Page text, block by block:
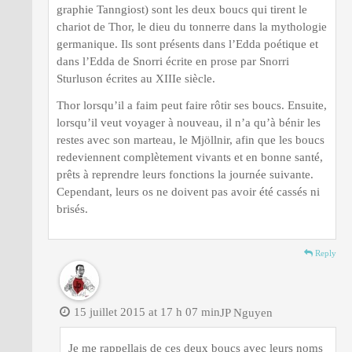
graphie Tanngiost) sont les deux boucs qui tirent le
chariot de Thor, le dieu du tonnerre dans la mythologie
germanique. Ils sont présents dans l’Edda poétique et
dans l’Edda de Snorri écrite en prose par Snorri
Sturluson écrites au XIIIe siècle.
Thor lorsqu’il a faim peut faire rôtir ses boucs. Ensuite,
lorsqu’il veut voyager à nouveau, il n’a qu’à bénir les
restes avec son marteau, le Mjöllnir, afin que les boucs
redeviennent complètement vivants et en bonne santé,
prêts à reprendre leurs fonctions la journée suivante.
Cependant, leurs os ne doivent pas avoir été cassés ni
brisés.
Reply
JP Nguyen
15 juillet 2015 at 17 h 07 min
Je me rappellais de ces deux boucs avec leurs noms